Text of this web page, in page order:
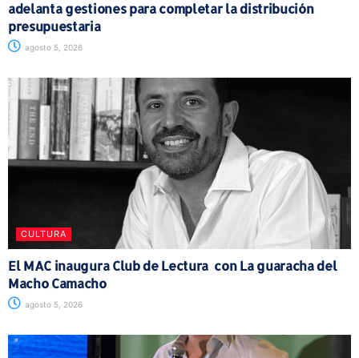
adelanta gestiones para completar la distribución
presupuestaria
agosto 5, 2026
CULTURA
El MAC inaugura Club de Lectura con La guaracha del
Macho Camacho
agosto 5, 2026